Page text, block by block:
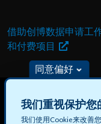
借助创博数据申请工
和付费项目
©2026 TransPerfect
同意偏好
我们重视保护您
我们使用Cookie来改善